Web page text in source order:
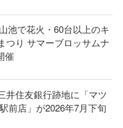
池で花火・60台以上のキ
つり サマーブロッサムナ
催
井住友銀行跡地に「マツ
前店」が2026年7月下旬